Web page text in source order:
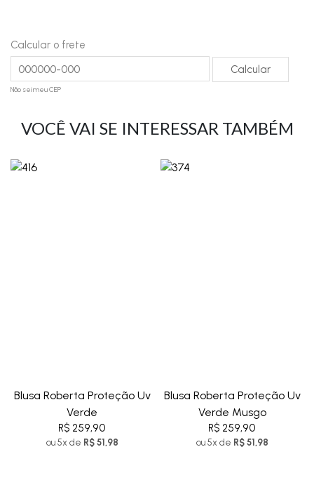
Calcular o frete
Não sei meu CEP
VOCÊ VAI SE INTERESSAR TAMBÉM
Blusa Roberta Proteção Uv
Verde
R$ 259,90
ou 5x de R$ 51,98
Blusa Roberta Proteção Uv
Verde Musgo
R$ 259,90
ou 5x de R$ 51,98